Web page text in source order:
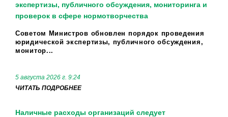
экспертизы, публичного обсуждения, мониторинга и
проверок в сфере нормотворчества
Советом Министров обновлен порядок проведения
юридической экспертизы, публичного обсуждения,
монитор...
5 августа 2026 г. 9:24
ЧИТАТЬ ПОДРОБНЕЕ
Наличные расходы организаций следует